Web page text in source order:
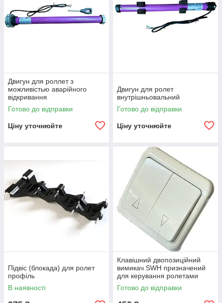
Двигун для роллет з
можливістью аварійного
відкривання
Готово до відправки
Ціну уточнюйте
Двигун для ролет
внутрішньовальний
Готово до відправки
Ціну уточнюйте
Підвіс (блокада) для ролет
профіль
В наявності
Клавішний двопозиційний
вимикач SWН призначений
для керування ролетами
Готово до відправки